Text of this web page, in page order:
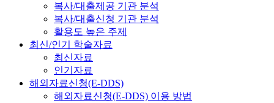
복사/대출제공 기관 분석
복사/대출신청 기관 분석
활용도 높은 주제
최신/인기 학술자료
최신자료
인기자료
해외자료신청(E-DDS)
해외자료신청(E-DDS) 이용 방법